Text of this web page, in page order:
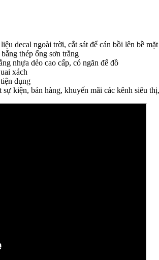
decal ngoài trời, cắt sát để cán bồi lên bề
thép ống sơn trắng
nhựa dẻo cao cấp, có ngăn để đồ
xách
dụng
kiện, bán hàng, khuyến mãi các kênh siêu